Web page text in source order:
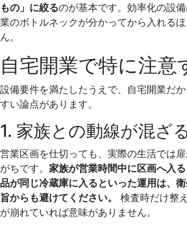
もの」に絞るのが基本です。効率化の設
業のボトルネックが分かってから入れる
ん。
自宅開業で特に注意
設備要件を満たしたうえで、自宅開業だ
すい論点があります。
1. 家族との動線が混ざ
営業区画を仕切っても、実際の生活では
がちです。 家族が営業時間中に区画へ入
品が同じ冷蔵庫に入るといった運用は、
旨からも避けてください。
検査時だけ整
が崩れていれば意味がありません。